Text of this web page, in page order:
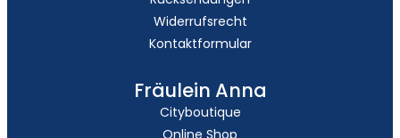
Widerrufsrecht
Kontaktformular
Fräulein Anna
Cityboutique
Online Shop